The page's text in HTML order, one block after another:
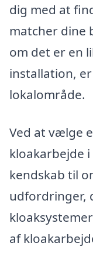
dig med at
matcher dine
om det er en
installation,
lokalområde.
Ved at vælge
kloakarbejde
kendskab til
udfordringer,
af